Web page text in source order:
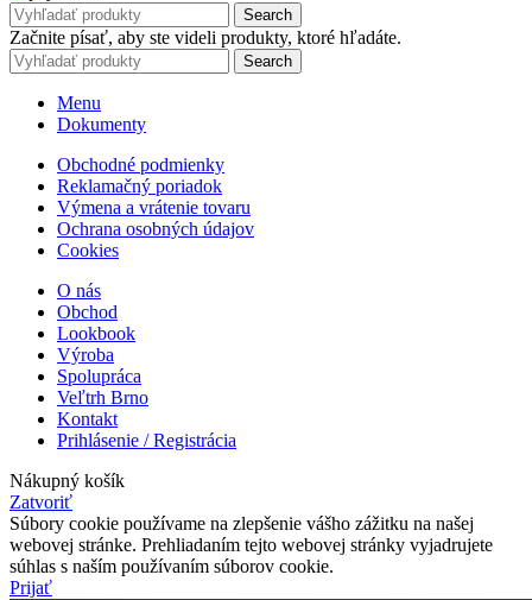
Search
Začnite písať, aby ste videli produkty, ktoré hľadáte.
Search
Menu
Dokumenty
Obchodné podmienky
Reklamačný poriadok
Výmena a vrátenie tovaru
Ochrana osobných údajov
Cookies
O nás
Obchod
Lookbook
Výroba
Spolupráca
Veľtrh Brno
Kontakt
Prihlásenie / Registrácia
Nákupný košík
Zatvoriť
Súbory cookie používame na zlepšenie vášho zážitku na našej
webovej stránke. Prehliadaním tejto webovej stránky vyjadrujete
súhlas s naším používaním súborov cookie.
Prijať